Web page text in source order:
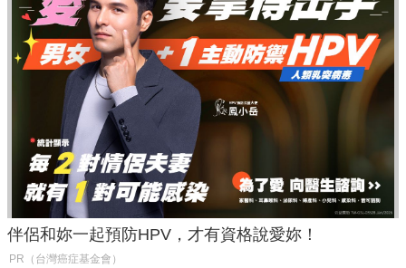
伴侶和妳一起預防HPV，才有資格說愛妳！
PR（台灣癌症基金會）